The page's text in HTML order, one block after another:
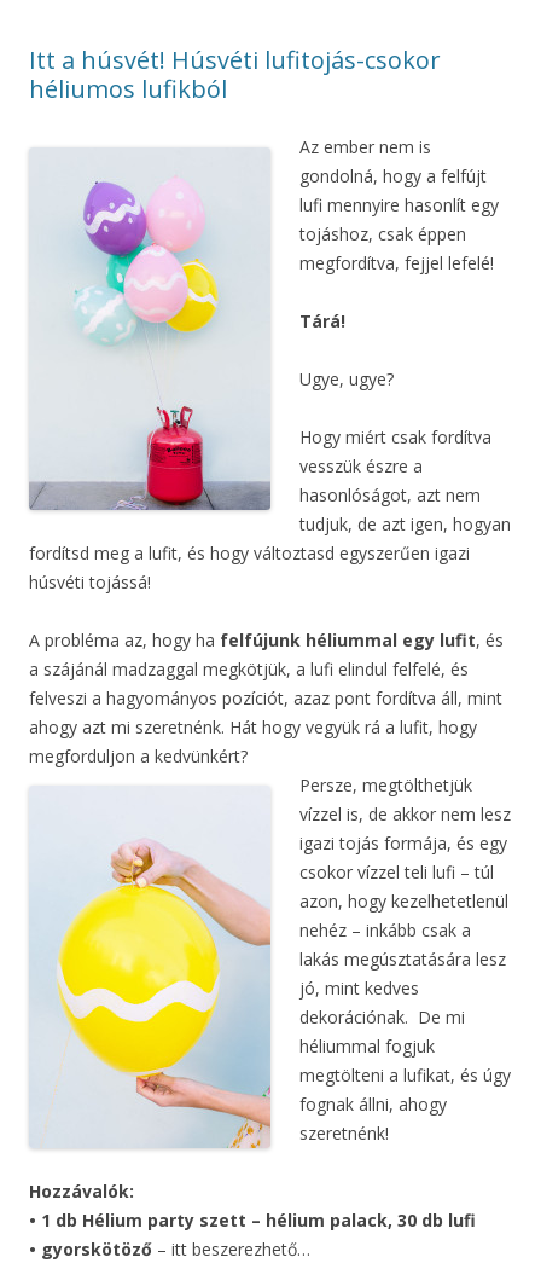
Itt a húsvét! Húsvéti lufitojás-csokor
héliumos lufikból
Az ember nem is
gondolná, hogy a felfújt
lufi mennyire hasonlít egy
tojáshoz, csak éppen
megfordítva, fejjel lefelé!
Tárá!
Ugye, ugye?
Hogy miért csak fordítva
vesszük észre a
hasonlóságot, azt nem
tudjuk, de azt igen, hogyan
fordítsd meg a lufit, és hogy változtasd egyszerűen igazi
húsvéti tojássá!
A probléma az, hogy ha felfújunk héliummal egy lufit, és
a szájánál madzaggal megkötjük, a lufi elindul felfelé, és
felveszi a hagyományos pozíciót, azaz pont fordítva áll, mint
ahogy azt mi szeretnénk. Hát hogy vegyük rá a lufit, hogy
megforduljon a kedvünkért?
Persze, megtölthetjük
vízzel is, de akkor nem lesz
igazi tojás formája, és egy
csokor vízzel teli lufi – túl
azon, hogy kezelhetetlenül
nehéz – inkább csak a
lakás megúsztatására lesz
jó, mint kedves
dekorációnak. De mi
héliummal fogjuk
megtölteni a lufikat, és úgy
fognak állni, ahogy
szeretnénk!
Hozzávalók:
• 1 db Hélium party szett – hélium palack, 30 db lufi
• gyorskötöző – itt beszerezhető…